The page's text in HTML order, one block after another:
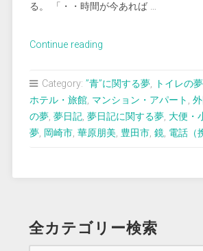
る。 「・・時間が今あれば …
Continue reading“＜
＞
極
大
華
Category: ”青”に関する夢, トイレの夢
ホテル・旅館, マンション・アパート ,
の夢, 夢日記, 夢日記に関する夢, 大便・
夢, 岡崎市, 華原朋美, 豊田市, 鏡, 電話（
全カテゴリー検索